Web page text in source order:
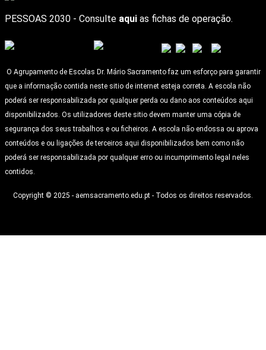
PESSOAS 2030 - Consulte aqui as fichas de operação.
O Agrupamento de Escolas Dr. Mário Sacramento faz um esforço para garantir
que a informação contida neste sitio de internet esteja correta. A escola não
poderá ser responsabilizada por qualquer perda ou dano aos conteúdos aqui
disponibilizados. Os utilizadores deste sitio devem manter uma cópia de
segurança dos seus trabalhos e ou ficheiros. A escola não endossa ou aprova
conteúdos e ou ligações de terceiros aqui disponibilizados bem como não
poderá ser responsabilizada por qualquer erro ou incumprimento legal neles
contidos.
Copyright © 2025 - aemsacramento.edu.pt - Todos os direitos reservados.